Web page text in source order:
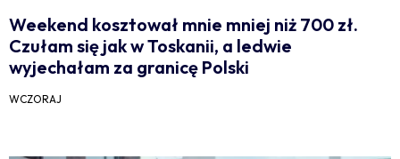
Weekend kosztował mnie mniej niż 700 zł.
Czułam się jak w Toskanii, a ledwie
wyjechałam za granicę Polski
WCZORAJ